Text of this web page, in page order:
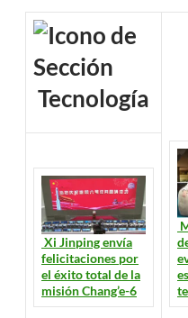
Tecnología
Xi Jinping envía
felicitaciones por
el éxito total de la
misión Chang’e-6